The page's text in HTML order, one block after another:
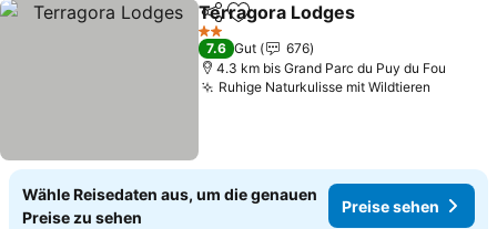
TeilenZu Favoriten hinzufügen
Terragora Lodges
2 Sterne
7.6 Gut
676
4.3 km bis Grand Parc du Puy du Fou
Ruhige Naturkulisse mit Wildtieren
Wähle Reisedaten aus, um die genauen
Preise zu sehen
Preise sehen